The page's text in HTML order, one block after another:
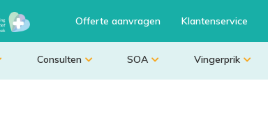
Offerte aanvragen Klantenservice
Consulten SOA Vingerprik